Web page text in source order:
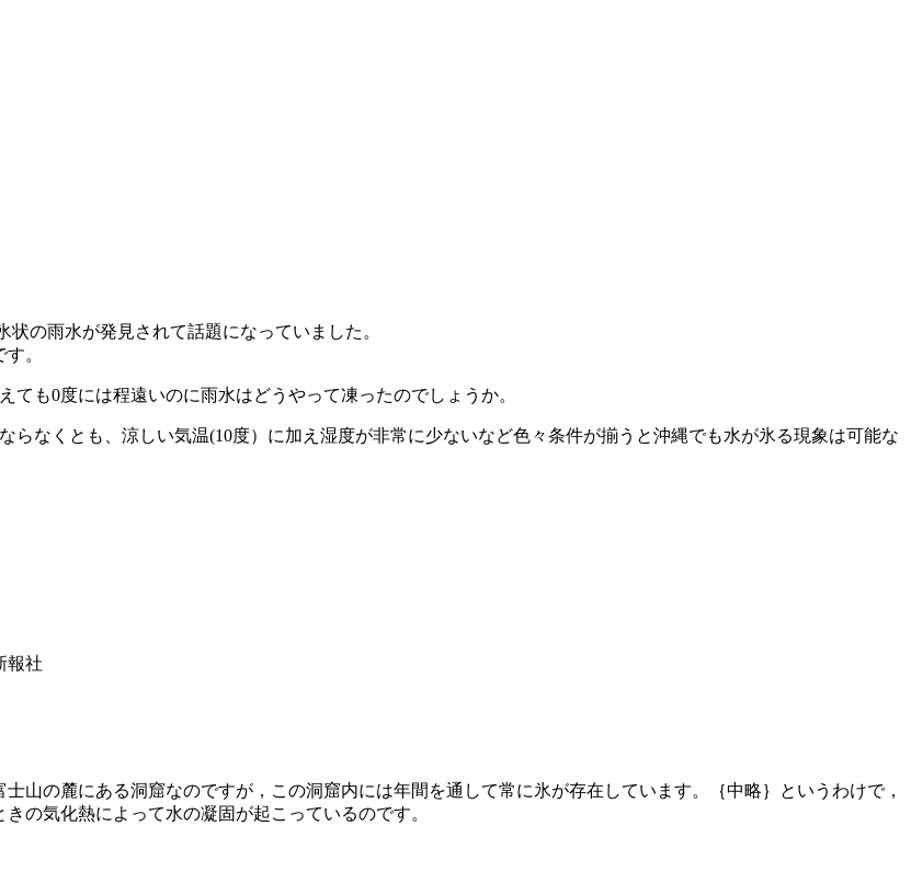
の雨水が発見されて話題になっていました。
。
も0度には程遠いのに雨水はどうやって凍ったのでしょうか。
なくとも、涼しい気温(10度）に加え湿度が非常に少ないなど色々条件が揃うと沖縄でも水が氷る現象は可能な
報社
の麓にある洞窟なのですが，この洞窟内には年間を通して常に氷が存在しています。｛中略｝というわけで，
の気化熱によって水の凝固が起こっているのです。